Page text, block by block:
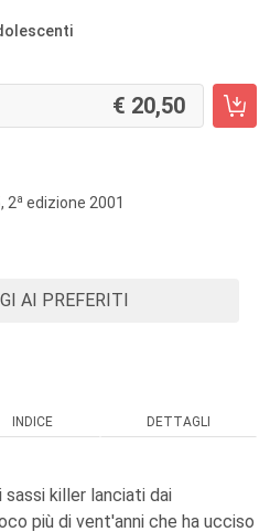
20,50
2a edizione 2001
AI PREFERITI
INDICE DETTAGLI
sassi killer lanciati dai
più di vent'anni che ha ucciso